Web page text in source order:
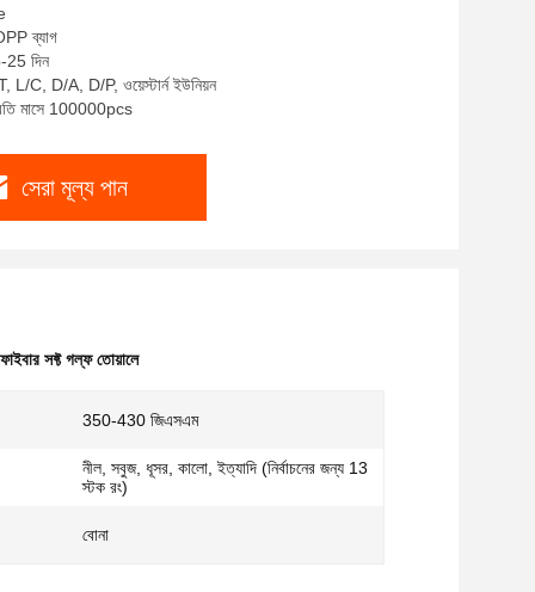
ব্যাগ
25 দিন
L/C, D/A, D/P, ওয়েস্টার্ন ইউনিয়ন
মাসে 100000pcs
সেরা মূল্য পান
সফ্ট গল্ফ তোয়ালে
350-430 জিএসএম
নীল, সবুজ, ধূসর, কালো, ইত্যাদি (নির্বাচনের জন্য 13
স্টক রং)
বোনা